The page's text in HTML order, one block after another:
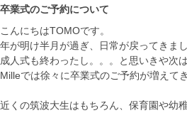
卒業式のご予約について
こんにちはTOMOです。
年が明け半月が過ぎ、日常が戻ってきまし
成人式も終わったし。。。と思いきや次
Milleでは徐々に卒業式のご予約が増えて
近くの筑波大生はもちろん、保育園や幼